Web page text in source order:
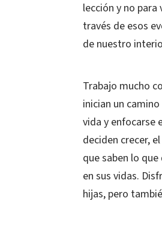
lección y no
través de esos
de nuestro
Trabajo mucho
inician un
vida y enfocarse
deciden crecer,
que saben lo
en sus vidas.
hijas, pero